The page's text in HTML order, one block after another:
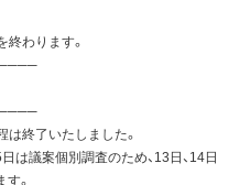
終わります。
は終了いたしました。
議案個別調査のため、13日、14日
。